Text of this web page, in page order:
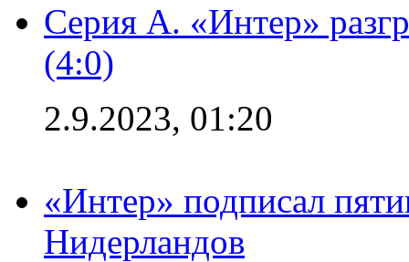
Серия А. «Интер»
(4:0)
2.9.2023, 01:20
«Интер» подписал
Нидерландов